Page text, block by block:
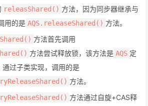
releasShared() 方法，因为同步器继承与
用的是 AQS.releaseShared() 方法。
方法首先调用
方法尝试释放锁，该方法是 AQS 定
通过子类实现，调用的是
方法。
方法通过自旋+CAS释